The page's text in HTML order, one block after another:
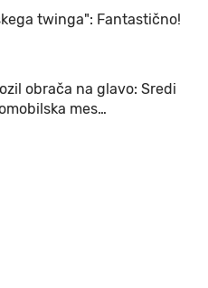
twinga": Fantastično!
obrača na glavo: Sredi
mes…